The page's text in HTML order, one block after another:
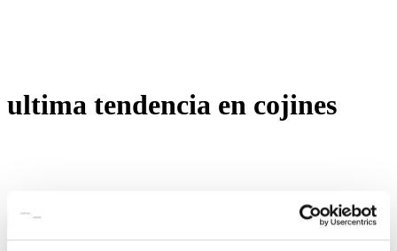
ultima tendencia en cojines